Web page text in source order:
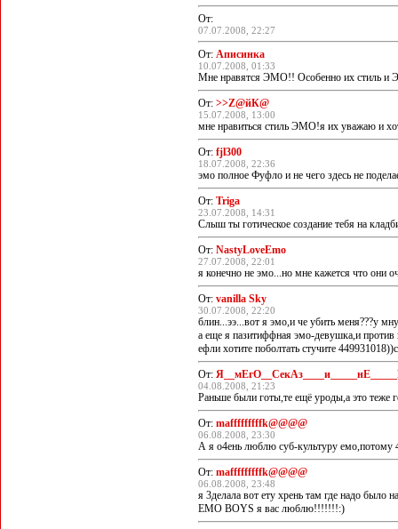
От:
07.07.2008, 22:27
От: Аписинка
10.07.2008, 01:33
Мне нравятся ЭМО!! Особенно их стиль
От: >>Z@йК@
15.07.2008, 13:00
мне нравиться стиль ЭМО!я их уважаю и
От: fjl300
18.07.2008, 22:36
эмо полное Фуфло и не чего здесь не
От: Triga
23.07.2008, 14:31
Слыш ты готическое создание тебя на
От: NastyLoveEmo
27.07.2008, 22:01
я конечно не эмо...но мне кажется что они
От: vanilla Sky
30.07.2008, 22:20
блин...ээ...вот я эмо,и че убить меня???у
а еще я пазитиффная эмо-девушка,и
ефли хотите поболтать стучите
От:
04.08.2008, 21:23
Раньше были готы,те ещё уроды,а это теже
От: mafffffffffk@@@@
06.08.2008, 23:30
А я о4ень люблю суб-культуру емо,потому
От: mafffffffffk@@@@
06.08.2008, 23:48
я 3делала вот ету хрень там где надо было
EMO BOYS я вас люблю!!!!!!!:)